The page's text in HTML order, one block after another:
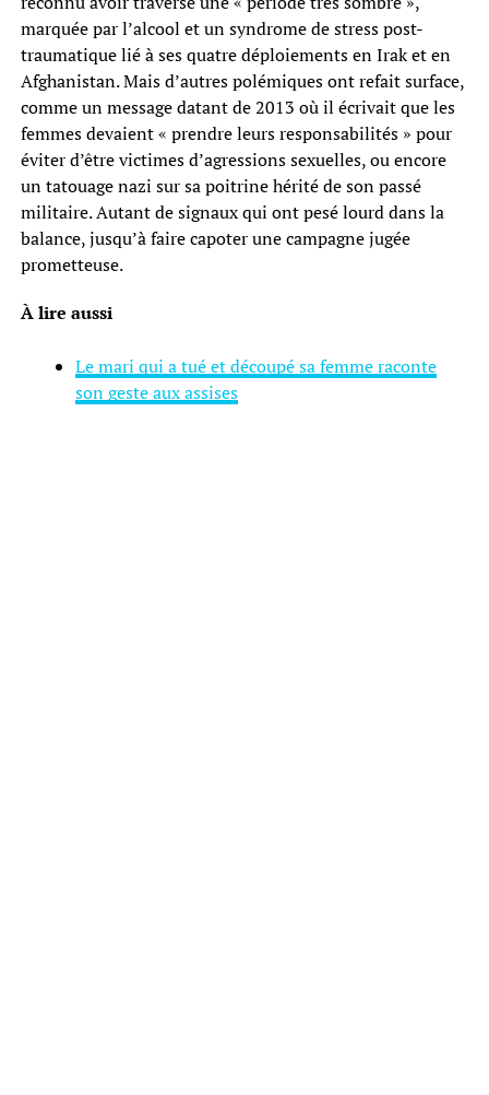
marquée par l’alcool et un syndrome de stress post-
traumatique lié à ses quatre déploiements en Irak et en
Afghanistan. Mais d’autres polémiques ont refait surface,
comme un message datant de 2013 où il écrivait que les
femmes devaient « prendre leurs responsabilités » pour
éviter d’être victimes d’agressions sexuelles, ou encore
un tatouage nazi sur sa poitrine hérité de son passé
militaire. Autant de signaux qui ont pesé lourd dans la
balance, jusqu’à faire capoter une campagne jugée
prometteuse.
À lire aussi
Le mari qui a tué et découpé sa femme raconte
son geste aux assises